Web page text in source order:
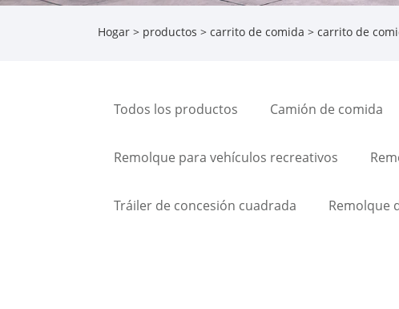
Hogar > productos > carrito de comida > carrito de
Todos los productos Camión de comida
Remolque para vehículos recreativos
Tráiler de concesión cuadrada Remolque